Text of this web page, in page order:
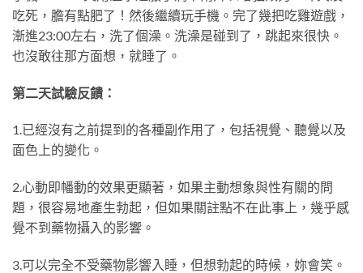
吃死，膽有點肥了！然後繼續玩手機。完了幾把吃雞遊戲，
漸進23:00左右，洗了個澡。洗澡是碰到了，跳起來很快。
也沒敢往那方面想，就睡了。
第二天試驗反饋：
1.已經沒有之前提到的各種副作用了，包括視覺、聽覺以及
面色上的變化。
2.心動即幡動的效果更顯著，如果主動想象與性有關的問
題，很容易地產生勃起，但如果關註點不在此事上，幾乎感
覺不到藥物攝入的影響。
3.可以完全不受藥物影響入睡，但想勃起的時候，妳會笑。